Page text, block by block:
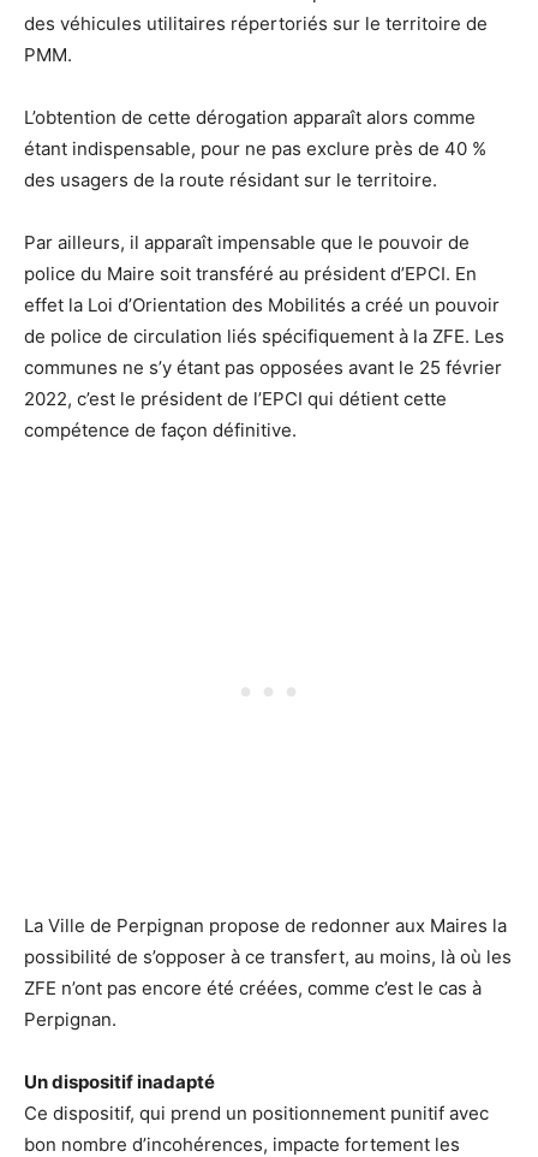
des véhicules utilitaires répertoriés sur le territoire de
PMM.
L’obtention de cette dérogation apparaît alors comme
étant indispensable, pour ne pas exclure près de 40 %
des usagers de la route résidant sur le territoire.
Par ailleurs, il apparaît impensable que le pouvoir de
police du Maire soit transféré au président d’EPCI. En
effet la Loi d’Orientation des Mobilités a créé un pouvoir
de police de circulation liés spécifiquement à la ZFE. Les
communes ne s’y étant pas opposées avant le 25 février
2022, c’est le président de l’EPCI qui détient cette
compétence de façon définitive.
La Ville de Perpignan propose de redonner aux Maires la
possibilité de s’opposer à ce transfert, au moins, là où les
ZFE n’ont pas encore été créées, comme c’est le cas à
Perpignan.
Un dispositif inadapté
Ce dispositif, qui prend un positionnement punitif avec
bon nombre d’incohérences, impacte fortement les